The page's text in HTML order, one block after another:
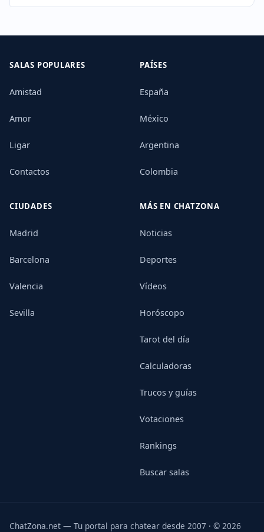
SALAS POPULARES
Amistad
Amor
Ligar
Contactos
PAÍSES
España
México
Argentina
Colombia
CIUDADES
Madrid
Barcelona
Valencia
Sevilla
MÁS EN CHATZONA
Noticias
Deportes
Vídeos
Horóscopo
Tarot del día
Calculadoras
Trucos y guías
Votaciones
Rankings
Buscar salas
ChatZona.net — Tu portal para chatear desde 2007 · © 2026